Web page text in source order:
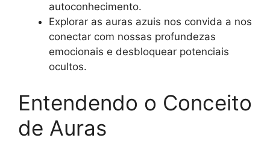
autoconhecimento.
Explorar as auras azuis nos convida a nos
conectar com nossas profundezas
emocionais e desbloquear potenciais
ocultos.
Entendendo o Conceito
de Auras